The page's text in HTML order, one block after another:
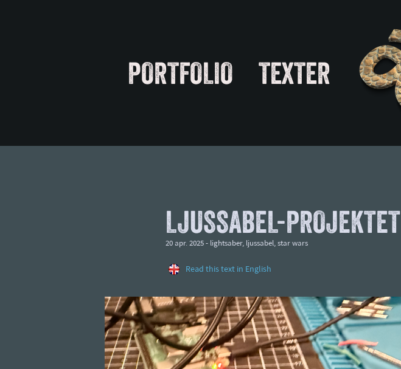
PORTFOLIO TEXTER
LJUSSABEL-PROJEKTET
20 apr. 2025 - lightsaber, ljussabel, star wars
Read this text in English